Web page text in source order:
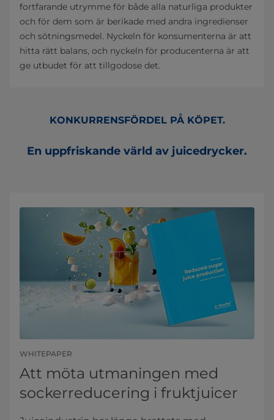
fortfarande utrymme för både alla naturliga produkter
och för dem som är berikade med andra ingredienser
och sötningsmedel. Nyckeln för konsumenterna är att
hitta rätt balans, och nyckeln för producenterna är att
ge utbudet för att tillgodose det.
KONKURRENSFÖRDEL PÅ KÖPET.
En uppfriskande värld av juicedrycker.
WHITEPAPER
Att möta utmaningen med
sockerreducering i fruktjuicer